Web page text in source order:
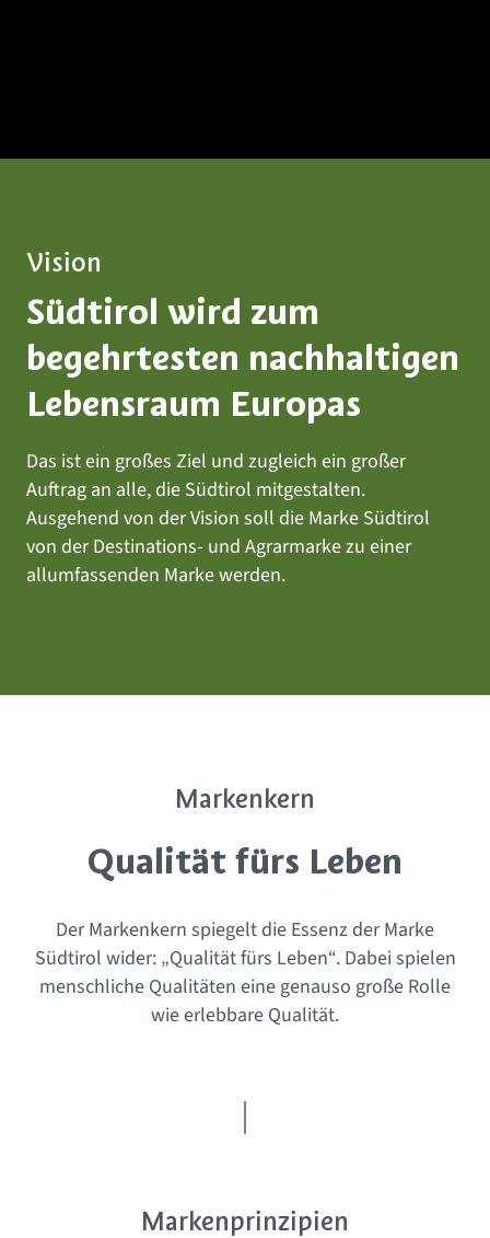
Vision
Südtirol wird zum
begehrtesten nachhaltigen
Lebensraum Europas
Das ist ein großes Ziel und zugleich ein großer
Auftrag an alle, die Südtirol mitgestalten.
Ausgehend von der Vision soll die Marke Südtirol
von der Destinations- und Agrarmarke zu einer
allumfassenden Marke werden.
Markenkern
Qualität fürs Leben
Der Markenkern spiegelt die Essenz der Marke
Südtirol wider: „Qualität fürs Leben“. Dabei spielen
menschliche Qualitäten eine genauso große Rolle
wie erlebbare Qualität.
Markenprinzipien